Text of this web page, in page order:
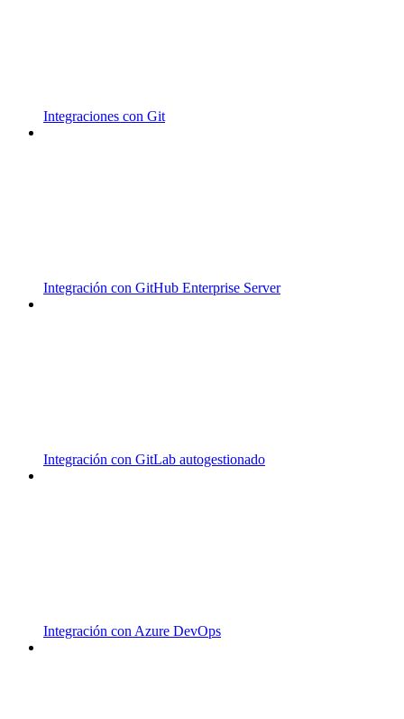
Integraciones con Git
Integración con GitHub Enterprise Server
Integración con GitLab autogestionado
Integración con Azure DevOps